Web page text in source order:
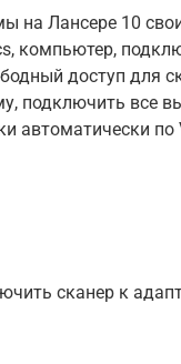
на Лансере 10
компьютер,
доступ для
подключить все
автоматически по
сканер к